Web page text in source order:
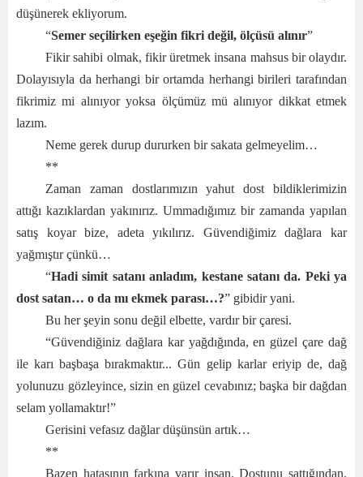
düşünerek ekliyorum.
“Semer seçilirken eşeğin fikri değil, ölçüsü alınır”
Fikir sahibi olmak, fikir üretmek insana mahsus bir olaydır.
Dolayısıyla da herhangi bir ortamda herhangi birileri tarafından
fikrimiz mi alınıyor yoksa ölçümüz mü alınıyor dikkat etmek
lazım.
Neme gerek durup dururken bir sakata gelmeyelim…
**
Zaman zaman dostlarımızın yahut dost bildiklerimizin
attığı kazıklardan yakınırız. Ummadığımız bir zamanda yapılan
satış koyar bize, adeta yıkılırız. Güvendiğimiz dağlara kar
yağmıştır çünkü…
“Hadi simit satanı anladım, kestane satanı da. Peki ya
dost satan… o da mı ekmek parası…?” gibidir yani.
Bu her şeyin sonu değil elbette, vardır bir çaresi.
“Güvendiğiniz dağlara kar yağdığında, en güzel çare dağ
ile karı başbaşa bırakmaktır... Gün gelip karlar eriyip de, dağ
yolunuzu gözleyince, sizin en güzel cevabınız; başka bir dağdan
selam yollamaktır!”
Gerisini vefasız dağlar düşünsün artık…
**
Bazen hatasının farkına varır insan. Dostunu sattığından,